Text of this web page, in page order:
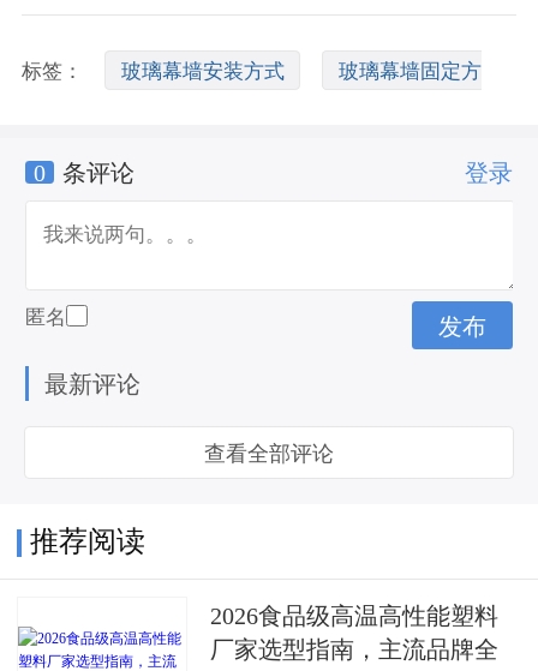
标签： 玻璃幕墙安装方式 玻璃幕墙固定方
式 玻璃幕墙面层固定方式
0 条评论 登录
匿名
最新评论
查看全部评论
推荐阅读
2026食品级高温高性能塑料
厂家选型指南，主流品牌全